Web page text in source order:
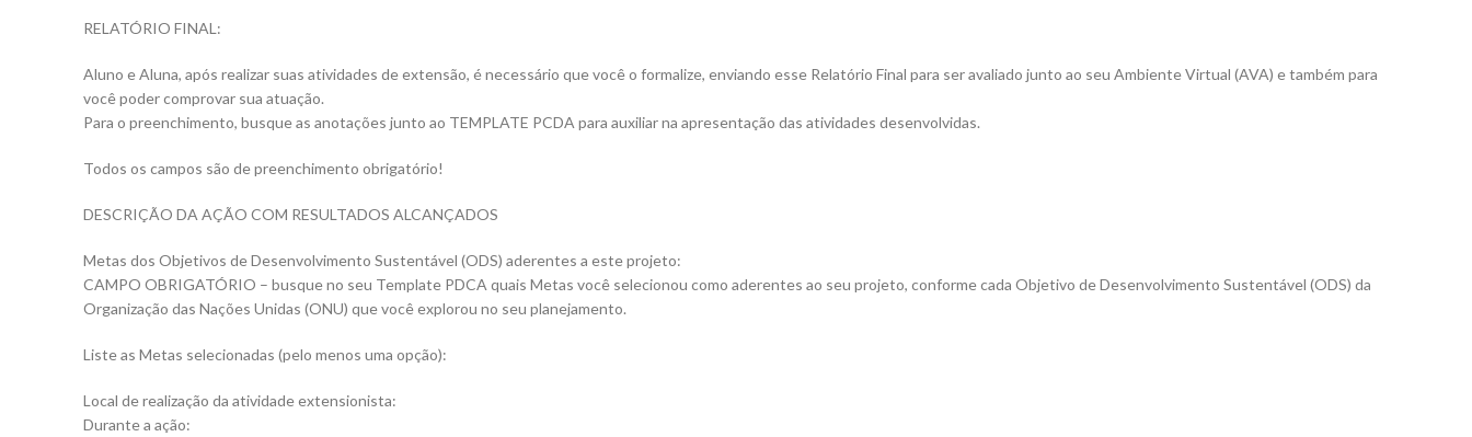
RELATÓRIO FINAL:
Aluno e Aluna, após realizar suas atividades de extensão, é necessário que você o formalize, enviando esse Relatório Final para ser avaliado junto ao seu Ambiente Virtual (AVA) e também para
você poder comprovar sua atuação.
Para o preenchimento, busque as anotações junto ao TEMPLATE PCDA para auxiliar na apresentação das atividades desenvolvidas.
Todos os campos são de preenchimento obrigatório!
DESCRIÇÃO DA AÇÃO COM RESULTADOS ALCANÇADOS
Metas dos Objetivos de Desenvolvimento Sustentável (ODS) aderentes a este projeto:
CAMPO OBRIGATÓRIO – busque no seu Template PDCA quais Metas você selecionou como aderentes ao seu projeto, conforme cada Objetivo de Desenvolvimento Sustentável (ODS) da
Organização das Nações Unidas (ONU) que você explorou no seu planejamento.
Liste as Metas selecionadas (pelo menos uma opção):
Local de realização da atividade extensionista:
Durante a ação: